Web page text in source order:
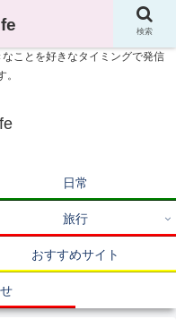
ことを好きなタイミングで発信
日常
旅行
おすすめサイト
検索